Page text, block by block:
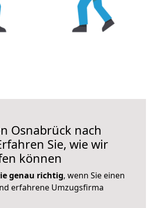
Osnabrück nach
Sie, wie wir
können
genau richtig, wenn Sie einen
erfahrene Umzugsfirma